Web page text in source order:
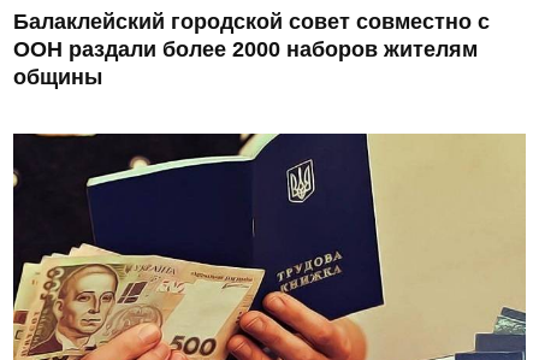
Балаклейский городской совет совместно с
ООН раздали более 2000 наборов жителям
общины